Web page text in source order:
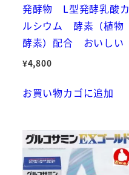
発酵物 L型発酵乳酸カ
ルシウム 酵素（植物
酵素）配合 おいしい
¥4,800
お買い物カゴに追加